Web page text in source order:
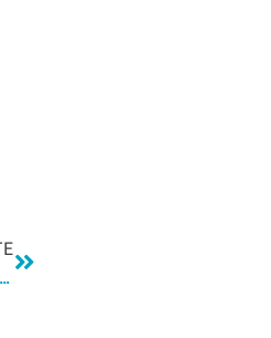
Carmen Calvo apoya que el Congreso deje de llamarse «de los Diputados»